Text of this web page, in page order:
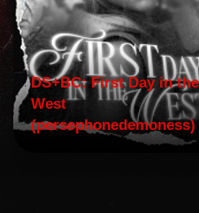
DS+BC: First Day in the
West
(persephonedemoness)